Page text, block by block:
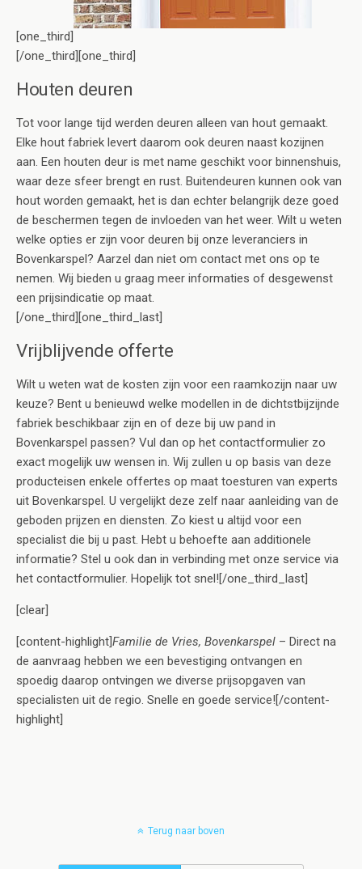
[one_third]
[/one_third][one_third]
Houten deuren
Tot voor lange tijd werden deuren alleen van hout gemaakt.
Elke hout fabriek levert daarom ook deuren naast kozijnen
aan. Een houten deur is met name geschikt voor binnenshuis,
waar deze sfeer brengt en rust. Buitendeuren kunnen ook van
hout worden gemaakt, het is dan echter belangrijk deze goed
de beschermen tegen de invloeden van het weer. Wilt u weten
welke opties er zijn voor deuren bij onze leveranciers in
Bovenkarspel? Aarzel dan niet om contact met ons op te
nemen. Wij bieden u graag meer informaties of desgewenst
een prijsindicatie op maat.
[/one_third][one_third_last]
Vrijblijvende offerte
Wilt u weten wat de kosten zijn voor een raamkozijn naar uw
keuze? Bent u benieuwd welke modellen in de dichtstbijzijnde
fabriek beschikbaar zijn en of deze bij uw pand in
Bovenkarspel passen? Vul dan op het contactformulier zo
exact mogelijk uw wensen in. Wij zullen u op basis van deze
producteisen enkele offertes op maat toesturen van experts
uit Bovenkarspel. U vergelijkt deze zelf naar aanleiding van de
geboden prijzen en diensten. Zo kiest u altijd voor een
specialist die bij u past. Hebt u behoefte aan additionele
informatie? Stel u ook dan in verbinding met onze service via
het contactformulier. Hopelijk tot snel![/one_third_last]
[clear]
[content-highlight]Familie de Vries, Bovenkarspel – Direct na
de aanvraag hebben we een bevestiging ontvangen en
spoedig daarop ontvingen we diverse prijsopgaven van
specialisten uit de regio. Snelle en goede service![/content-
highlight]
Terug naar boven